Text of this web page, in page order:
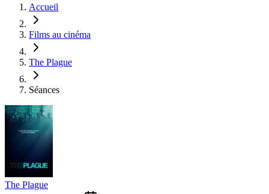
Accueil
Films au cinéma
The Plague
Séances
The Plague